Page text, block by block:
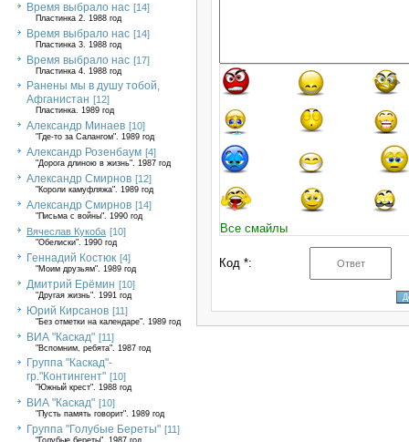
Время выбрало нас [14]
Пластинка 2. 1988 год
Время выбрало нас [14]
Пластинка 3. 1988 год
Время выбрало нас [17]
Пластинка 4. 1988 год
Ранены мы в душу тобой,
Афганистан [12]
Пластинка. 1989 год
Александр Минаев [10]
"Где-то за Салангом". 1989 год
Александр Розенбаум [4]
"Дорога длиною в жизнь". 1987 год
Александр Смирнов [12]
"Короли камуфляжа". 1989 год
Александр Смирнов [14]
"Письма с войны". 1990 год
Вячеслав Кукоба [10]
"Обелиски". 1990 год
Геннадий Костюк [4]
"Моим друзьям". 1989 год
Дмитрий Ерёмин [10]
"Другая жизнь". 1991 год
Юрий Кирсанов [11]
"Без отметки на календаре". 1989 год
ВИА "Каскад" [11]
"Вспомним, ребята". 1987 год
Группа "Каскад"-
гр."Контингент" [10]
"Южный крест". 1988 год
ВИА "Каскад" [10]
"Пусть память говорит". 1989 год
Группа "Голубые Береты" [11]
"Голубые береты". 1987 год
Все смайлы
Код *: